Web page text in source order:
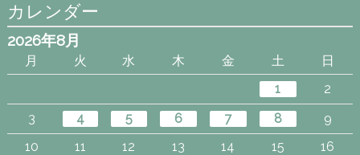
カレンダー
2026年8月
月 火 水 木 金 土
日
1
2
3
4 5 6 7 8
9
10
11 12 13 14 15
16